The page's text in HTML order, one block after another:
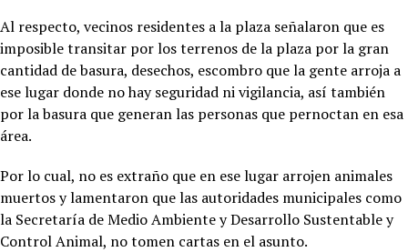
Al respecto, vecinos residentes a la plaza señalaron que es
imposible transitar por los terrenos de la plaza por la gran
cantidad de basura, desechos, escombro que la gente arroja a
ese lugar donde no hay seguridad ni vigilancia, así también
por la basura que generan las personas que pernoctan en esa
área.
Por lo cual, no es extraño que en ese lugar arrojen animales
muertos y lamentaron que las autoridades municipales como
la Secretaría de Medio Ambiente y Desarrollo Sustentable y
Control Animal, no tomen cartas en el asunto.